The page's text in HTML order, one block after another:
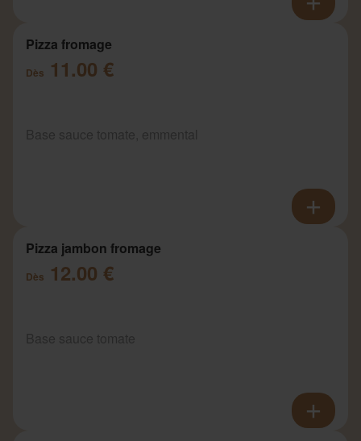
Pizza fromage
Dès 11.00 €
Pizza jambon fromage
Dès 12.00 €